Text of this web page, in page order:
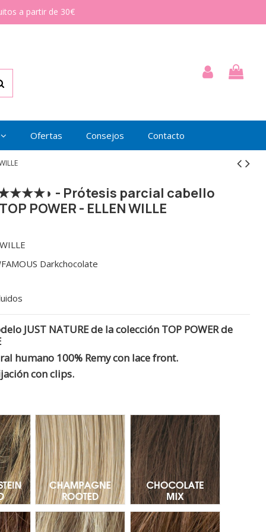
a partir de 30€
Ofertas Consejos Contacto
★★★★◗ - Prótesis parcial cabello
POWER - ELLEN WILLE
Darkchocolate
JUST NATURE de la colección TOP POWER de
humano 100% Remy con lace front.
con clips.
Rooted - Raiz Oscura 27.12.26
Champagne Rooted - Raíz Oscura 20.26.25
Chocolate Mix -
Rooted - Raiz oscura 12.20.8Sandyblonde Mix - Mechas 16.22.14
Mocca Mix - Mechas